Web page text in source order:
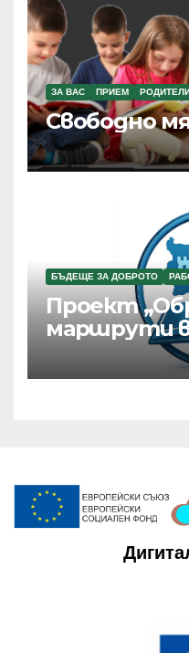
ЗА ВАС ПРИЕМ
Свободно
БЪДЕЩЕ ЗА ДОБРОТО
Проект
маршрути в